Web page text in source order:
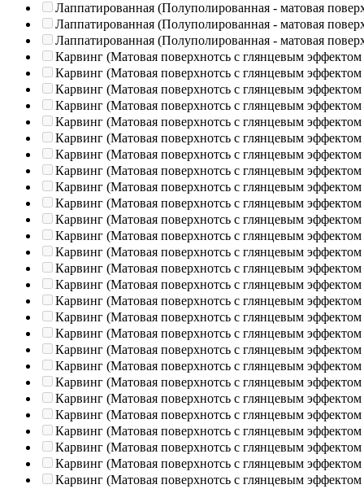
Лаппатированная (Полуполированная - матовая
Лаппатированная (Полуполированная - матовая
Лаппатированная (Полуполированная - матовая
Карвинг (Матовая поверхнотсь с глянцевым эффектом
Карвинг (Матовая поверхнотсь с глянцевым эффектом
Карвинг (Матовая поверхнотсь с глянцевым эффектом
Карвинг (Матовая поверхнотсь с глянцевым эффектом
Карвинг (Матовая поверхнотсь с глянцевым эффектом
Карвинг (Матовая поверхнотсь с глянцевым эффектом
Карвинг (Матовая поверхнотсь с глянцевым эффектом
Карвинг (Матовая поверхнотсь с глянцевым эффектом
Карвинг (Матовая поверхнотсь с глянцевым эффектом
Карвинг (Матовая поверхнотсь с глянцевым эффектом
Карвинг (Матовая поверхнотсь с глянцевым эффектом
Карвинг (Матовая поверхнотсь с глянцевым эффектом
Карвинг (Матовая поверхнотсь с глянцевым эффектом
Карвинг (Матовая поверхнотсь с глянцевым эффектом
Карвинг (Матовая поверхнотсь с глянцевым эффектом
Карвинг (Матовая поверхнотсь с глянцевым эффектом
Карвинг (Матовая поверхнотсь с глянцевым эффектом
Карвинг (Матовая поверхнотсь с глянцевым эффектом
Карвинг (Матовая поверхнотсь с глянцевым эффектом
Карвинг (Матовая поверхнотсь с глянцевым эффектом
Карвинг (Матовая поверхнотсь с глянцевым эффектом
Карвинг (Матовая поверхнотсь с глянцевым эффектом
Карвинг (Матовая поверхнотсь с глянцевым эффектом
Карвинг (Матовая поверхнотсь с глянцевым эффектом
Карвинг (Матовая поверхнотсь с глянцевым эффектом
Карвинг (Матовая поверхнотсь с глянцевым эффектом
Карвинг (Матовая поверхнотсь с глянцевым эффектом